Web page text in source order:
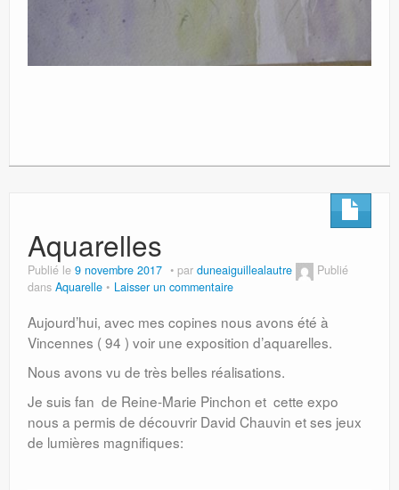
Aquarelles
Publié le 9 novembre 2017 par duneaiguillealautre
Publié
dans Aquarelle Laisser un commentaire
Aujourd’hui, avec mes copines nous avons été à
Vincennes ( 94 ) voir une exposition d’aquarelles.
Nous avons vu de très belles réalisations.
Je suis fan de Reine-Marie Pinchon et cette expo
nous a permis de découvrir David Chauvin et ses jeux
de lumières magnifiques: